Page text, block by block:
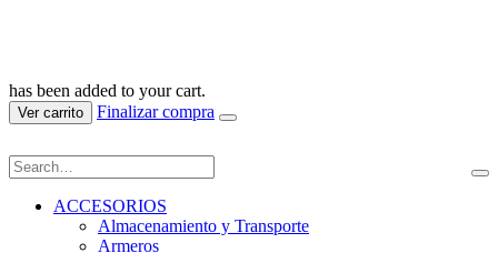
has been added to your cart.
Ver carrito Finalizar compra
ACCESORIOS
Almacenamiento y Transporte
Armeros